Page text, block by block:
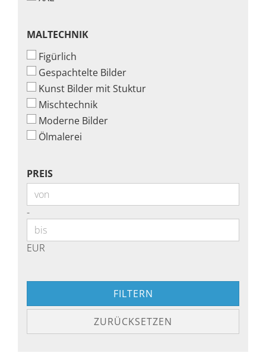
MALTECHNIK
MALTECHNIK
Figürlich
Gespachtelte Bilder
Kunst Bilder mit Stuktur
Mischtechnik
Moderne Bilder
Ölmalerei
PREIS
PREIS
Preis bis
-
EUR
FILTERN
ZURÜCKSETZEN